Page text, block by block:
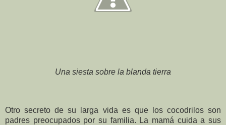
Una siesta sobre la blanda tierra
Otro secreto de su larga vida es que los cocodrilos son
padres preocupados por su familia. La mamá cuida a sus